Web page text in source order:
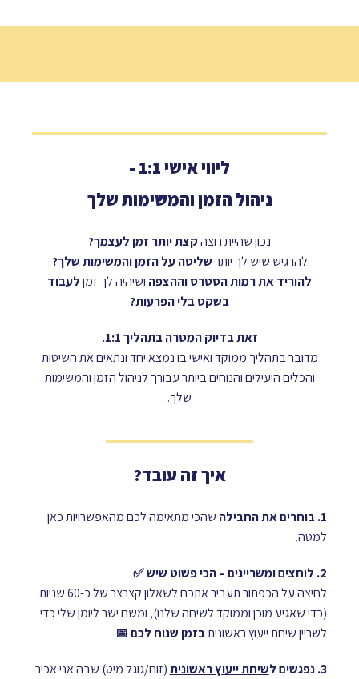
ליווי אישי 1:1 -
ניהול הזמן והמשימות שלך
נכון שהיית רוצהקצת יותר זמן לעצמך?
להרגיש שיש לך יותרשליטה על הזמן והמשימות שלך?
להוריד את רמות הסטרס וההצפה ושיהיה לך זמןלעבוד
בשקט בלי הפרעות?
זאת בדיוק המטרה בתהליך 1:1.
מדובר בתהליך ממוקד ואישי בו נמצא יחד ונתאים את השיטות
והכלים היעילים והנוחים ביותר עבורך לניהול הזמן והמשימות
שלך.
איך זה עובד?
1. בוחרים את החבילה
שהכי מתאימה לכם מהאפשרויות כאן
למטה.
2. לוחצים ומשריינים – הכי פשוט שיש ✅
לחיצה על הכפתור תעביר אתכם לשאלון קצרצר של כ-60 שניות
(כדי שאגיע מוכן וממוקד לשיחה שלנו), ומשם ישר ליומן שלי כדי
לשריין שיחת ייעוץ ראשוניתבזמן שנוח לכם 📅
3. נפגשים ל שיחת ייעוץ ראשונית(זום/גוגל מיט) שבה אני אכיר